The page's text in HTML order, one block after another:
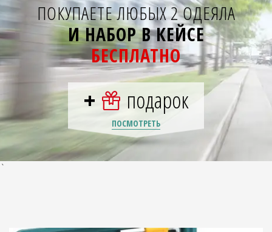
ПОКУПАЕТЕ ЛЮБЫХ 2 ОДЕЯЛА
И НАБОР В КЕЙСЕ
БЕСПЛАТНО
+ подарок
ПОСМОТРЕТЬ
`